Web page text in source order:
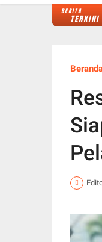
BERITA
TERKINI
Sinergi P4GN di